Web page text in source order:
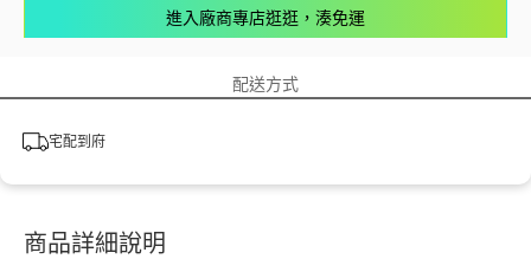
進入廠商專店逛逛，湊免運
配送方式
宅配到府
商品詳細說明